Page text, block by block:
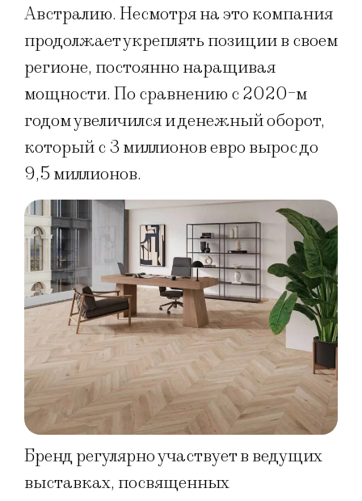
Австралию. Несмотря на это компания
продолжает укреплять позиции в своем
регионе, постоянно наращивая
мощности. По сравнению с 2020-м
годом увеличился и денежный оборот,
который с 3 миллионов евро вырос до
9,5 миллионов.
Бренд регулярно участвует в ведущих
выставках, посвященных